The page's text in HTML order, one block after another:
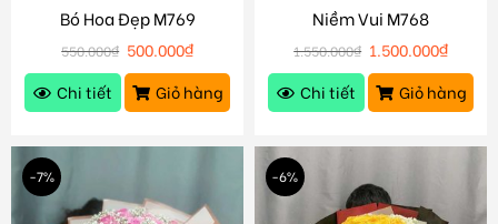
Bó Hoa Đẹp M769
550.000₫ 500.000₫
Chi tiết
Giỏ hàng
Niềm Vui M768
1.550.000₫ 1.500.000₫
Chi tiết
Giỏ hàng
-7% -6%